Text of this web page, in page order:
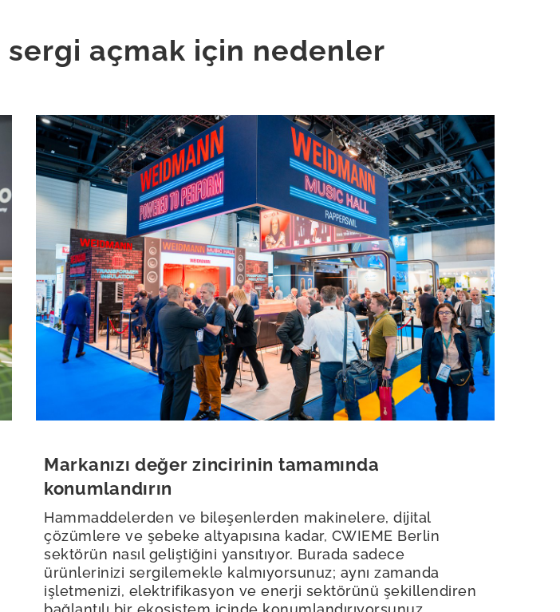
sergi açmak için nedenler
Markanızı değer zincirinin tamamında
konumlandırın
Hammaddelerden ve bileşenlerden makinelere, dijital
çözümlere ve şebeke altyapısına kadar, CWIEME Berlin
sektörün nasıl geliştiğini yansıtıyor. Burada sadece
ürünlerinizi sergilemekle kalmıyorsunuz; aynı zamanda
işletmenizi, elektrifikasyon ve enerji sektörünü şekillendiren